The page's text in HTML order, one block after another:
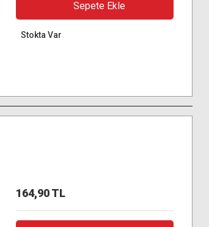
Sepete Ekle
Stokta Var
164,90 TL